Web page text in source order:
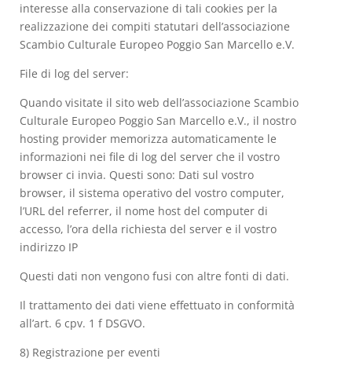
interesse alla conservazione di tali cookies per la
realizzazione dei compiti statutari dell’associazione
Scambio Culturale Europeo Poggio San Marcello e.V.
File di log del server:
Quando visitate il sito web dell’associazione Scambio
Culturale Europeo Poggio San Marcello e.V., il nostro
hosting provider memorizza automaticamente le
informazioni nei file di log del server che il vostro
browser ci invia. Questi sono: Dati sul vostro
browser, il sistema operativo del vostro computer,
l’URL del referrer, il nome host del computer di
accesso, l’ora della richiesta del server e il vostro
indirizzo IP
Questi dati non vengono fusi con altre fonti di dati.
Il trattamento dei dati viene effettuato in conformità
all’art. 6 cpv. 1 f DSGVO.
8) Registrazione per eventi